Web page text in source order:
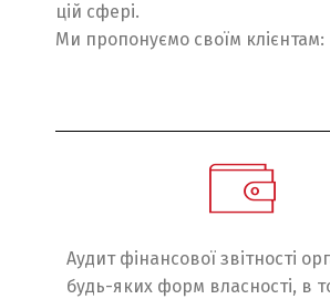
цій сфері.
Ми пропонуємо своїм клієнтам:
Аудит фінансової звітності
будь-яких форм власності, в